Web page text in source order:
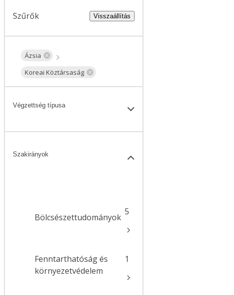
Szűrők Visszaállítás
Ázsia
Koreai Köztársaság
Végzettség típusa
Szakirányok
Bölcsészettudományok
5
Fenntarthatóság és
környezetvédelem
1